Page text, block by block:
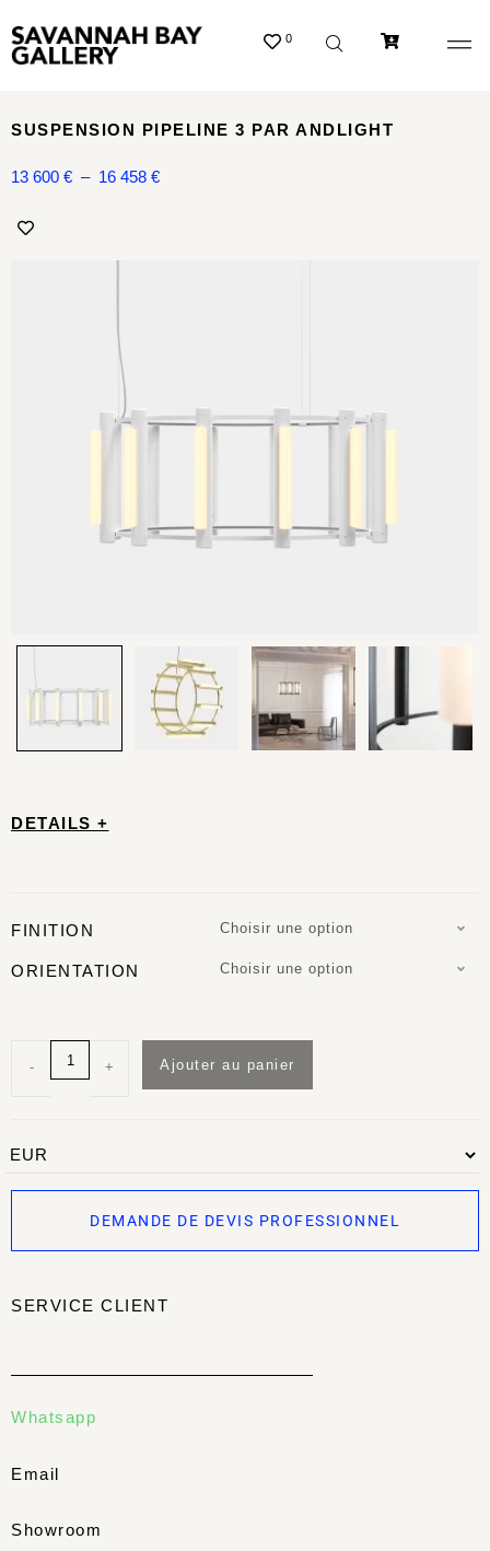
0
DETAILS +
FINITION Choisir une option
ORIENTATION Choisir une option
- + Ajouter au panier
DEMANDE DE DEVIS PROFESSIONNEL
SERVICE CLIENT
Whatsapp
Email
Showroom
SUSPENSION PIPELINE 3 PAR ANDLIGHT
13 600 € – 16 458 €